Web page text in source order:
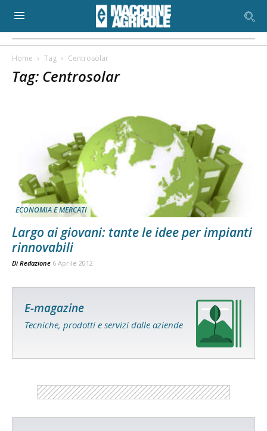
Home Tag Centrosolar
Tag: Centrosolar
ECONOMIA E MERCATI
Largo ai giovani: tante le idee per impianti
rinnovabili
Di Redazione 6 Aprile 2012
E-magazine
Tecniche, prodotti e servizi dalle aziende